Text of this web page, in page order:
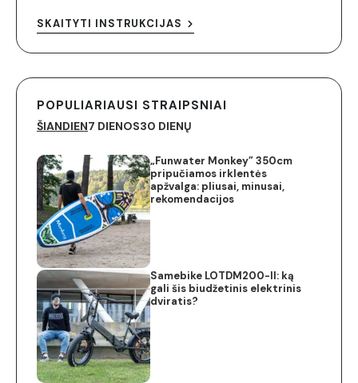
SKAITYTI INSTRUKCIJAS
POPULIARIAUSI STRAIPSNIAI
ŠIANDIEN7 DIENOS30 DIENŲ
„Funwater Monkey” 350cm
pripučiamos irklentės
apžvalga: pliusai, minusai,
rekomendacijos
Samebike LOTDM200-II: ką
gali šis biudžetinis elektrinis
dviratis?